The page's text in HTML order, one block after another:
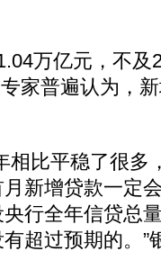
万亿元，不及
家普遍认为，
比平稳了很多
新增贷款一定
行全年信贷总
超过预期的。”